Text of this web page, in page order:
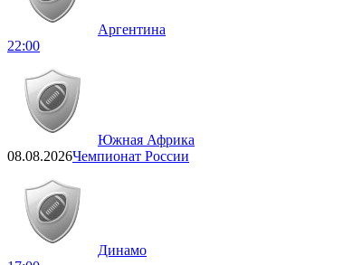
Аргентина
22:00
Южная Африка
08.08.2026Чемпионат России
Динамо